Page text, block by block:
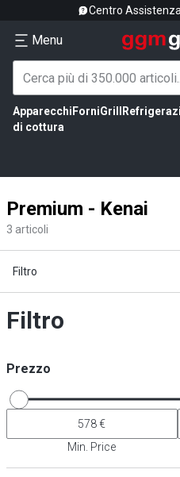
Centro Assistenza
Menu
Apparecchi
di cottura
ForniGrill
Premium - Kenai
3 articoli
Filtro
Filtro
Prezzo
Min. Price